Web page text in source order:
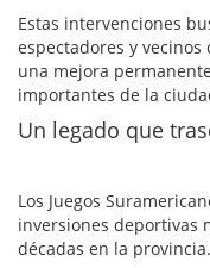
Estas intervenciones
espectadores y
una mejora
importantes de la
Un legado que
Los Juegos
inversiones deportivas
décadas en la provincia.